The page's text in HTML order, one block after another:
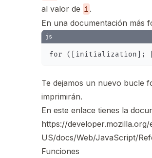
al valor de i .
En una documentación más
js
Te dejamos un nuevo bucle
imprimirán.
En este enlace tienes la
https://developer.mozilla.org/
US/docs/Web/JavaScript/
Funciones